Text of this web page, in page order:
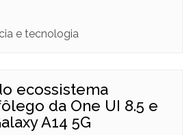
e tecnologia
ecossistema
da One UI 8.5 e
A14 5G